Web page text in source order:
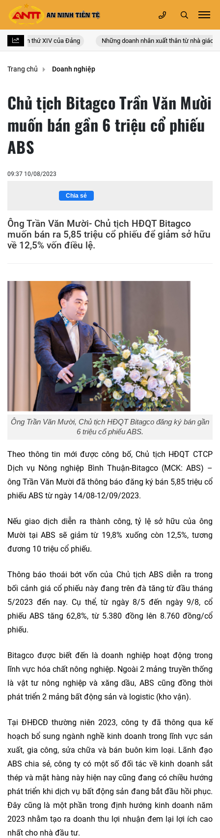
lần thứ XIV của Đảng Những doanh nhân xuất thân từ nhà giáo
Trang chủ Doanh nghiệp
Chủ tịch Bitagco Trần Văn Mười
muốn bán gần 6 triệu cổ phiếu
ABS
09:37 10/08/2023
Chia sẻ
Ông Trần Văn Mười- Chủ tịch HĐQT Bitagco
muốn bán ra 5,85 triệu cổ phiếu để giảm sở hữu
về 12,5% vốn điều lệ.
Ông Trần Văn Mười, Chủ tịch HĐQT Bitagco đăng ký bán gần
6 triệu cổ phiếu ABS.
Theo thông tin mới được công bố, Chủ tịch HĐQT CTCP
Dịch vụ Nông nghiệp Bình Thuận-Bitagco (MCK: ABS) –
ông Trần Văn Mười đã thông báo đăng ký bán 5,85 triệu cổ
phiếu ABS từ ngày 14/08-12/09/2023.
Nếu giao dịch diễn ra thành công, tỷ lệ sở hữu của ông
Mười tại ABS sẽ giảm từ 19,8% xuống còn 12,5%, tương
đương 10 triệu cổ phiếu.
Thông báo thoái bớt vốn của Chủ tịch ABS diễn ra trong
bối cảnh giá cổ phiếu này đang trên đà tăng từ đầu tháng
5/2023 đến nay. Cụ thể, từ ngày 8/5 đến ngày 9/8, cổ
phiếu ABS tăng 62,8%, từ 5.380 đồng lên 8.760 đồng/cổ
phiếu.
Bitagco được biết đến là doanh nghiệp hoạt động trong
lĩnh vực hóa chất nông nghiệp. Ngoài 2 mảng truyền thống
là vật tư nông nghiệp và xăng dầu, ABS cũng đồng thời
phát triển 2 mảng bất động sản và logistic (kho vận).
Tại ĐHĐCĐ thường niên 2023, công ty đã thông qua kế
hoạch bổ sung ngành nghề kinh doanh trong lĩnh vực sản
xuất, gia công, sửa chữa và bán buôn kim loại. Lãnh đạo
ABS chia sẻ, công ty có một số đối tác về kinh doanh sắt
thép và mặt hàng này hiện nay cũng đang có chiều hướng
phát triển khi dịch vụ bất động sản đang bắt đầu hồi phục.
Đây cũng là một phần trong định hướng kinh doanh năm
2023 nhằm tạo ra doanh thu lợi nhuận đem lại lợi ích cao
nhất cho nhà đầu tư.